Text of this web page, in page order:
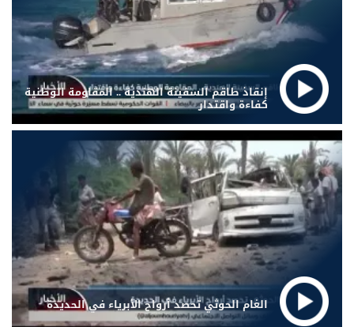
إنقاذ طاقم السفينة الهندية .. المقاومة الوطنية
كفاءة واقتدار
الغام الحوثي تحصد أرواح الأبرياء في الحديدة